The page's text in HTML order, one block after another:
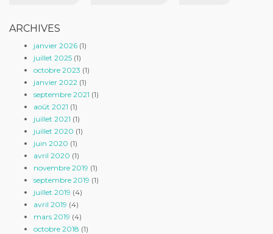
ARCHIVES
janvier 2026 (1)
juillet 2025 (1)
octobre 2023 (1)
janvier 2022 (1)
septembre 2021 (1)
août 2021 (1)
juillet 2021 (1)
juillet 2020 (1)
juin 2020 (1)
avril 2020 (1)
novembre 2019 (1)
septembre 2019 (1)
juillet 2019 (4)
avril 2019 (4)
mars 2019 (4)
octobre 2018 (1)